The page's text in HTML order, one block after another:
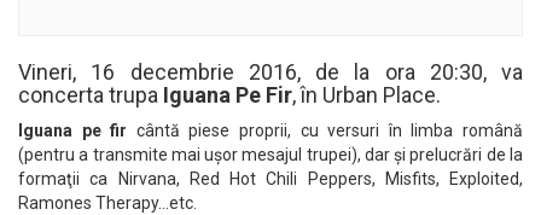
Vineri, 16 decembrie 2016, de la ora 20:30, va
concerta trupa Iguana Pe Fir, în Urban Place.
Iguana pe fir cântă piese proprii, cu versuri în limba română
(pentru a transmite mai uşor mesajul trupei), dar şi prelucrări de la
formaţii ca Nirvana, Red Hot Chili Peppers, Misfits, Exploited,
Ramones Therapy…etc.